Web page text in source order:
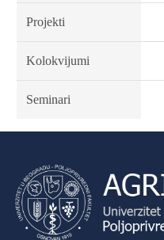
Projekti
Kolokvijumi
Seminari